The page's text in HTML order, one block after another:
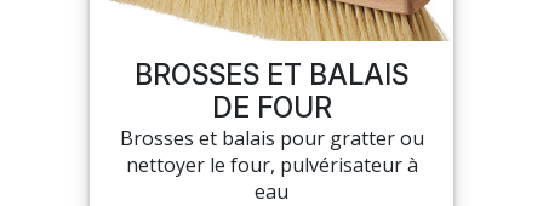
BROSSES ET BALAIS
DE FOUR
Brosses et balais pour gratter ou
nettoyer le four, pulvérisateur à
eau